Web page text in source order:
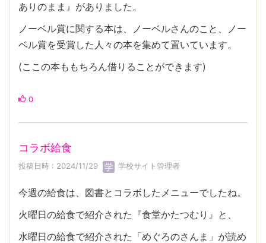
ありのまま』がありました。
ノーベル賞に関する本は、ノーベルさんのこと、ノー
ベル賞を受賞した人々の本を集めて置いています。
(ここの本ももちろん借りることができます)
0
コラボ給食
投稿日時 : 2024/11/29 学校サイト管理者
今週の給食は、図書とコラボしたメニューでしたね。
火曜日の給食で紹介された『食堂かたつむり』と、
水曜日の給食で紹介された「めぐろのさんま」が読め